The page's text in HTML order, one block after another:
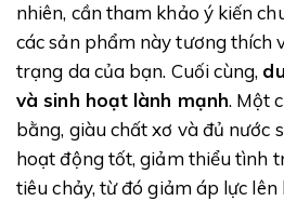
nhiên, cần tham khảo ý kiến
các sản phẩm này tương thích
trạng da của bạn. Cuối cùng,
và sinh hoạt lành mạnh. Một
bằng, giàu chất xơ và đủ nước
hoạt động tốt, giảm thiểu tình
tiêu chảy, từ đó giảm áp lực